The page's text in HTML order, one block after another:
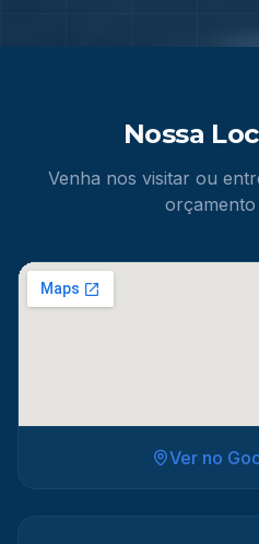
Nossa
Venha nos visitar ou
Ver no